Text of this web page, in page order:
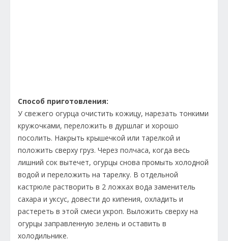
Способ приготовления:
У свежего огурца очистить кожицу, нарезать тонкими
кружочками, переложить в дуршлаг и хорошо
посолить. Накрыть крышечкой или тарелкой и
положить сверху груз. Через полчаса, когда весь
лишний сок вытечет, огурцы снова промыть холодной
водой и переложить на тарелку. В отдельной
кастрюле растворить в 2 ложках вода заменитель
сахара и уксус, довести до кипения, охладить и
растереть в этой смеси укроп. Выложить сверху на
огурцы заправленную зелень и оставить в
холодильнике.